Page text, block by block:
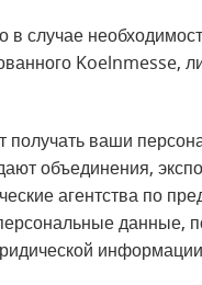
случае
Koelnmesse,
ваши
объединения,
агентства по
данные,